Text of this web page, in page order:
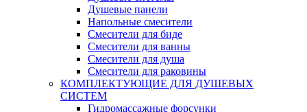
Душевые панели
Напольные смесители
Смесители для биде
Смесители для ванны
Смесители для душа
Смесители для раковины
КОМПЛЕКТУЮЩИЕ ДЛЯ ДУШЕВЫХ
СИСТЕМ
Гидромассажные форсунки